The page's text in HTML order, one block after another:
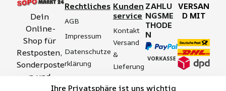
Ihre Privatsphäre ist uns wichtig
Dein
Online-
Shop für
Restposten,
Sonderposte
n und
Aktionsartik
Rechtliches
AGB
Impressum
Datenschutze
rklärung
Kunden
service
Kontakt
Versand
&
Lieferung
ZAHLU
NGSME
THODE
N
VERSAN
D MIT